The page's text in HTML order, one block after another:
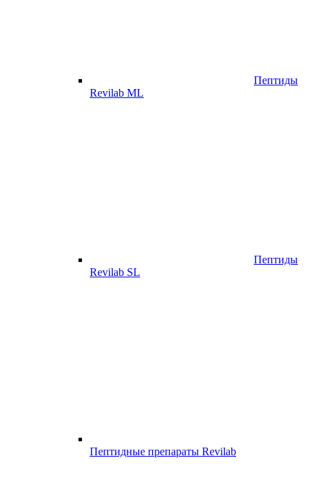
Пептиды
Revilab ML
Пептиды
Revilab SL
Пептидные препараты Revilab